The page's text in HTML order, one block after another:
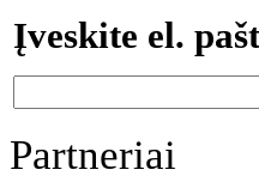
Įveskite el.
Partneriai